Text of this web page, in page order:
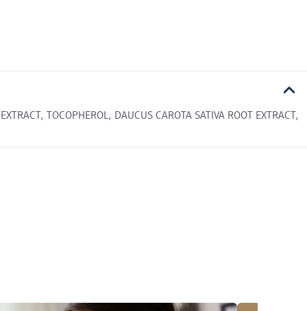
TOCOPHEROL, DAUCUS CAROTA SATIVA ROOT EXTRACT,